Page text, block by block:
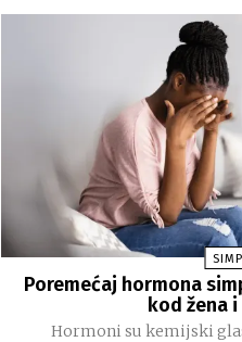
Poremećaj hormona
kod žena
Hormoni su kemijski